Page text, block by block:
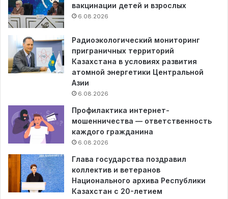
вакцинации детей и взрослых
6.08.2026
Радиоэкологический мониторинг
приграничных территорий
Казахстана в условиях развития
атомной энергетики Центральной
Азии
6.08.2026
Профилактика интернет-
мошенничества — ответственность
каждого гражданина
6.08.2026
Глава государства поздравил
коллектив и ветеранов
Национального архива Республики
Казахстан с 20-летием